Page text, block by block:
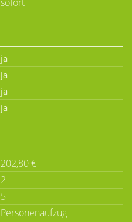
202,80 €
2
5
Personenaufzug